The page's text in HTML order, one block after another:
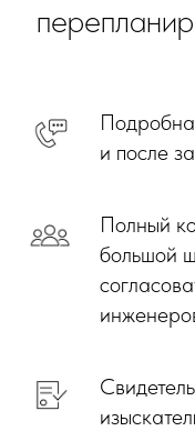
и после
Полный
большой